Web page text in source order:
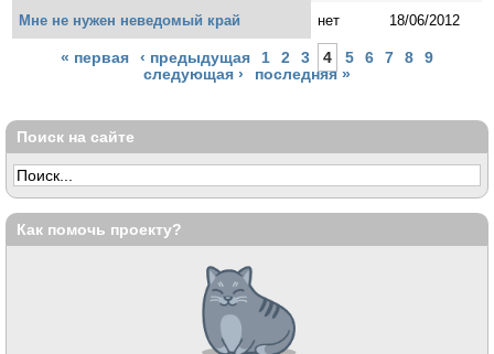
Мне не нужен неведомый край нет 18/06/2012
Страницы
« первая ‹ предыдущая 1 2 3 4 5 6 7 8
9
следующая ›
последняя »
Поиск на сайте
Как помочь проекту?